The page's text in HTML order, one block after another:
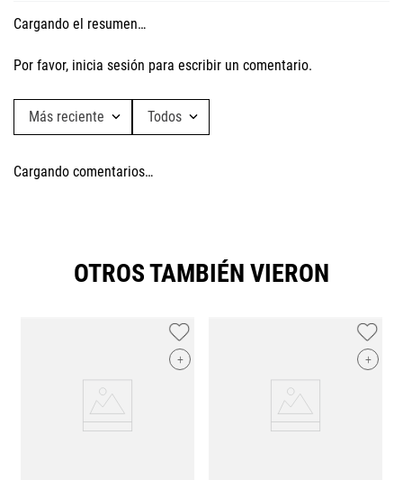
Cargando el resumen…
Por favor, inicia sesión para escribir un comentario.
Más reciente Todos
Cargando comentarios…
OTROS TAMBIÉN VIERON
+ +